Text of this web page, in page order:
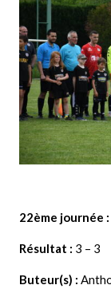
22ème journée :
Résultat : 3 – 3
Buteur(s) :